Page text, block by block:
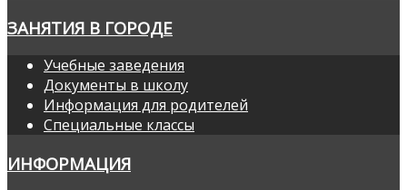
ЗАНЯТИЯ В ГОРОДЕ
Учебные заведения
Документы в школу
Информация для родителей
Специальные классы
ИНФОРМАЦИЯ